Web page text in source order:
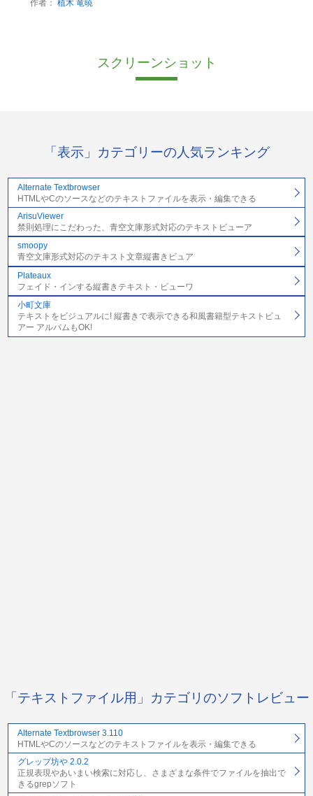
作者： 植木 竜暁
スクリーンショット
「表示」カテゴリーの人気ランキング
Alternate Textbrowser
HTMLやCのソースなどのテキストファイルを表示・編集できる
ArisuViewer
禁則処理にこだわった、青空文庫形式対応のテキストビューア
smoopy
青空文庫形式対応のテキスト文章縦書きビュア
Plateaux
フェイド・インする縦書きテキスト・ビューワ
小町文庫
テキストをビジュアルに! 縦書きで表示できる和風書籍型テキストビュ
アー アルバムもOK!
「テキストファイル用」カテゴリのソフトレビュー
Alternate Textbrowser 3.110
HTMLやCのソースなどのテキストファイルを表示・編集できる
グレップ坊や 2.0.2
正規表現やあいまい検索に対応し、さまざまな条件でファイルを抽出で
きるgrepソフト